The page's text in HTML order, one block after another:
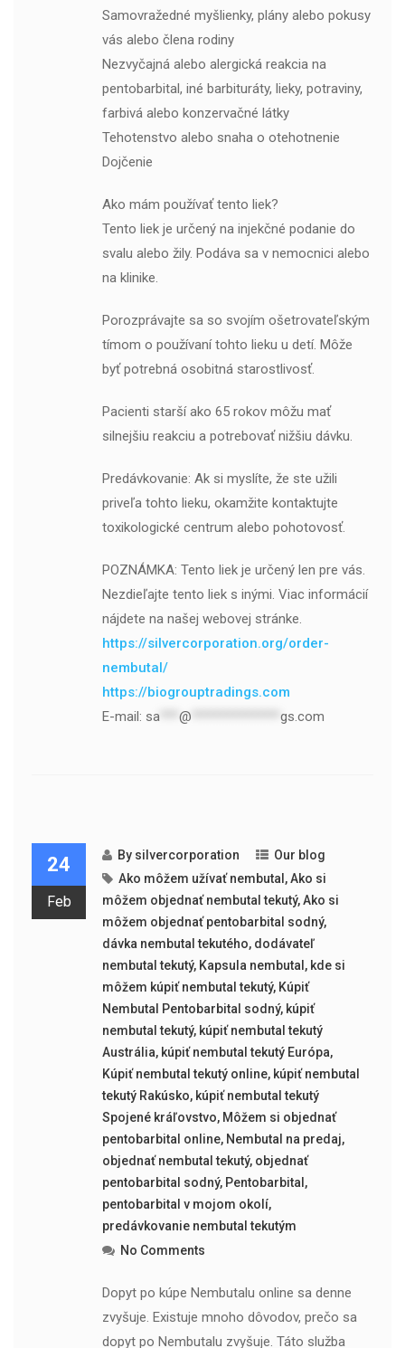
Samovražedné myšlienky, plány alebo pokusy
vás alebo člena rodiny
Nezvyčajná alebo alergická reakcia na
pentobarbital, iné barbituráty, lieky, potraviny,
farbivá alebo konzervačné látky
Tehotenstvo alebo snaha o otehotnenie
Dojčenie
Ako mám používať tento liek?
Tento liek je určený na injekčné podanie do
svalu alebo žily. Podáva sa v nemocnici alebo
na klinike.
Porozprávajte sa so svojím ošetrovateľským
tímom o používaní tohto lieku u detí. Môže
byť potrebná osobitná starostlivosť.
Pacienti starší ako 65 rokov môžu mať
silnejšiu reakciu a potrebovať nižšiu dávku.
Predávkovanie: Ak si myslíte, že ste užili
priveľa tohto lieku, okamžite kontaktujte
toxikologické centrum alebo pohotovosť.
POZNÁMKA: Tento liek je určený len pre vás.
Nezdieľajte tento liek s inými. Viac informácií
nájdete na našej webovej stránke.
https://silvercorporation.org/order-
nembutal/
https://biogrouptradings.com
E-mail: sa*** @ gs.com
24
Feb
By silvercorporation
Our blog
Ako môžem užívať nembutal ,Ako si
môžem objednať nembutal tekutý,Ako si
môžem objednať pentobarbital sodný,
dávka nembutal tekutého, dodávateľ
nembutal tekutý, Kapsula nembutal , kde si
môžem kúpiť nembutal tekutý, Kúpiť
Nembutal Pentobarbital sodný, kúpiť
nembutal tekutý, kúpiť nembutal tekutý
Austrália, kúpiť nembutal tekutý Európa,
Kúpiť nembutal tekutý online, kúpiť nembutal
tekutý Rakúsko, kúpiť nembutal tekutý
Spojené kráľovstvo, Môžem si objednať
pentobarbital online, Nembutal na predaj,
objednať nembutal tekutý, objednať
pentobarbital sodný, Pentobarbital ,
pentobarbital v mojom okolí,
predávkovanie nembutal tekutým
No Comments
Dopyt po kúpe Nembutalu online sa denne
zvyšuje. Existuje mnoho dôvodov, prečo sa
dopyt po Nembutalu zvyšuje. Táto služba